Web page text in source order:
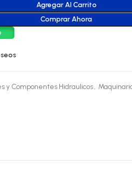
Agregar Al Carrito
Comprar Ahora
y Componentes Hidraulicos,